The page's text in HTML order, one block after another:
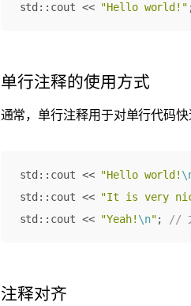
std :: cout << "Hello world!"
单行注释的使用方式
通常，单行注释用于对单行代码快
std :: cout << "Hello world!
std :: cout << "It is very
std :: cout << "Yeah! \n";
注释对齐